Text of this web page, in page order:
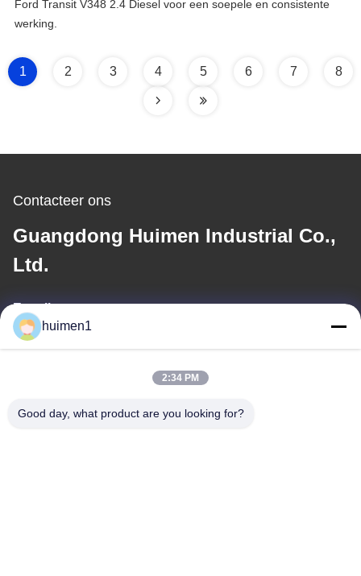
Ford Transit V348 2.4 Diesel voor een soepele en consistente
werking.
1 2 3 4 5 6 7 8
Contacteer ons
Guangdong Huimen Industrial Co.,
Ltd.
E-mail
huimen1
2:34 PM
Good day, what product are you looking for?